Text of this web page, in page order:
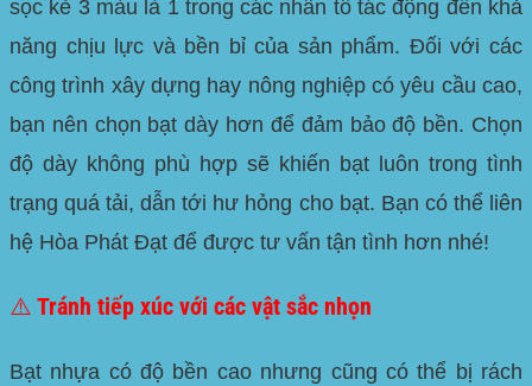
sọc kẻ 3 màu là 1 trong các nhân tố tác động đến khả
năng chịu lực và bền bỉ của sản phẩm. Đối với các
công trình xây dựng hay nông nghiệp có yêu cầu cao,
bạn nên chọn bạt dày hơn để đảm bảo độ bền. Chọn
độ dày không phù hợp sẽ khiến bạt luôn trong tình
trạng quá tải, dẫn tới hư hỏng cho bạt. Bạn có thể liên
hệ Hòa Phát Đạt để được tư vấn tận tình hơn nhé!
⚠️ Tránh tiếp xúc với các vật sắc nhọn
Bạt nhựa có độ bền cao nhưng cũng có thể bị rách